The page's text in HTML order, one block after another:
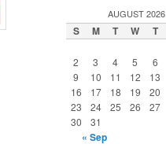
AUGUST 2026
S M T W T
2
3 4 5 6
9
10 11 12 13
16
17 18 19 20
23
24 25 26 27
30
31
« Sep